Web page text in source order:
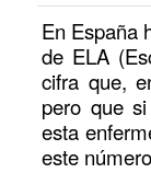
En España
de ELA
cifra que,
pero que
esta
este